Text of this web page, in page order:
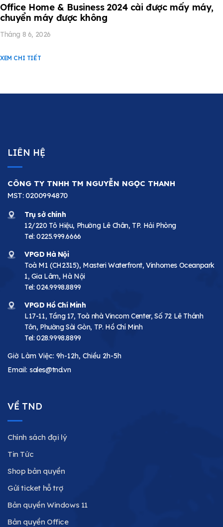
Office Home & Business 2024 cài được mấy máy,
chuyển máy được không
Tháng 8 6, 2026
XEM CHI TIẾT
LIÊN HỆ
CÔNG TY TNHH TM NGUYỄN NGỌC THANH
MST: 0200994870
Trụ sở chính
12/220 Tô Hiệu, Phường Lê Chân, TP. Hải Phòng
Tel: 0225.999.6666
VPGD Hà Nội
Toà M1 (CH2315), Masteri Waterfront, Vinhomes Oceanpark
1, Gia Lâm, Hà Nội
Tel: 024.9998.8899
VPGD Hồ Chí Minh
L17-11, Tầng 17, Toà nhà Vincom Center, Số 72 Lê Thánh
Tôn, Phường Sài Gòn, TP. Hồ Chí Minh
Tel: 028.9998.8899
Giờ Làm Việc: 9h-12h, Chiều 2h-5h
Email: sales@tnd.vn
VỀ TND
Chính sách đại lý
Tin Tức
Shop bản quyền
Gửi ticket hỗ trợ
Bản quyền Windows 11
Bản quyền Office